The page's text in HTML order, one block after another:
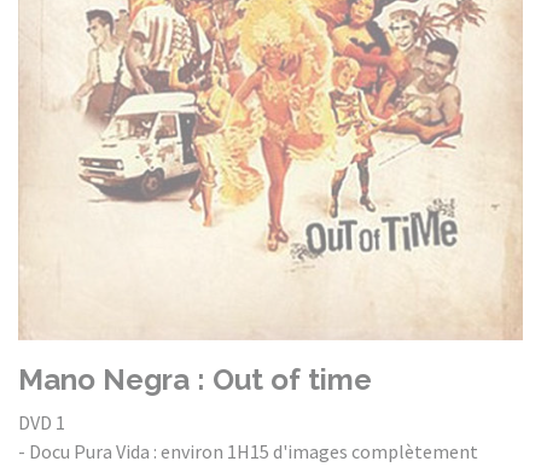
Mano Negra : Out of time
DVD 1
- Docu Pura Vida : environ 1H15 d'images complètement